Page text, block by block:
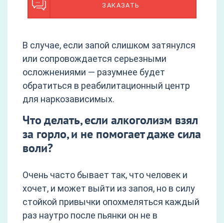
ЗАКАЗАТЬ
В случае, если запой слишком затянулся
или сопровождается серьезными
осложнениями — разумнее будет
обратиться в реабилитационный центр
для наркозависимых.
Что делать, если алкоголизм взял
за горло, и не помогает даже сила
воли?
Очень часто бывает так, что человек и
хочет, и может выйти из запоя, но в силу
стойкой привычки опохмеляться каждый
раз наутро после пьянки он не в